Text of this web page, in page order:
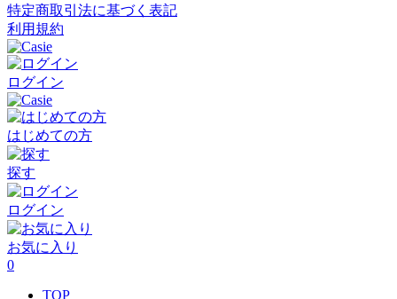
特定商取引法に基づく表記
利用規約
ログイン
はじめての方
探す
ログイン
お気に入り
0
TOP